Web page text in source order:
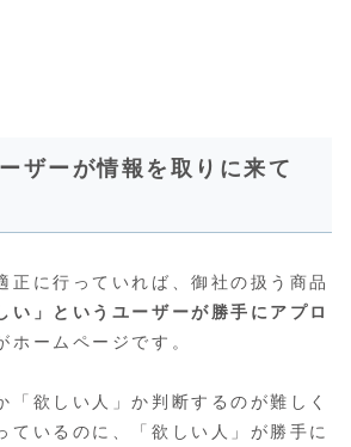
ザーが情報を取りに来て
正に行っていれば、御社の扱う商品
い」というユーザーが勝手にアプロ
ホームページです。
「欲しい人」か判断するのが難しく
ているのに、「欲しい人」が勝手に